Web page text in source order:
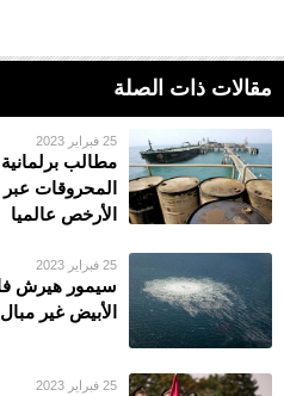
مقالات ذات الصلة
25 فبراير 2023
مطالب
المحروقات عبر
الأرخص عالميا
25 فبراير 2023
سيمور هيرش
الأبيض غير
25 فبراير 2023